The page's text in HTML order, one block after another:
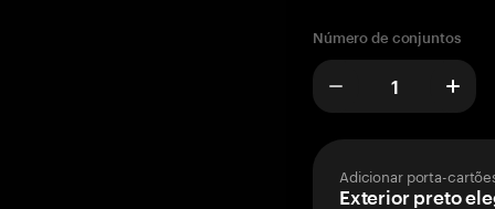
Número de conjuntos
Adicionar porta-
Exterior preto